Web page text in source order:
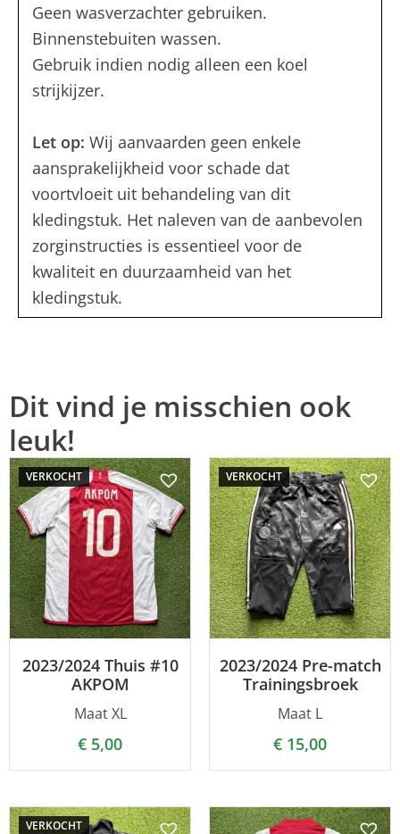
Geen wasverzachter gebruiken.
Binnenstebuiten wassen.
Gebruik indien nodig alleen een koel
strijkijzer.
Let op: Wij aanvaarden geen enkele
aansprakelijkheid voor schade dat
voortvloeit uit behandeling van dit
kledingstuk. Het naleven van de aanbevolen
zorginstructies is essentieel voor de
kwaliteit en duurzaamheid van het
kledingstuk.
Dit vind je misschien ook
leuk!
VERKOCHT
2023/2024 Thuis #10
AKPOM
Maat XL
€ 5,00
VERKOCHT
2023/2024 Pre-match
Trainingsbroek
Maat L
€ 15,00
VERKOCHT